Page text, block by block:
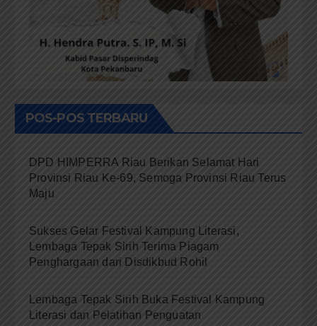
POS-POS TERBARU
DPD HIMPERRA Riau Berikan Selamat Hari
Provinsi Riau Ke-69, Semoga Provinsi Riau Terus
Maju
Sukses Gelar Festival Kampung Literasi,
Lembaga Tepak Sirih Terima Piagam
Penghargaan dari Disdikbud Rohil
Lembaga Tepak Sirih Buka Festival Kampung
Literasi dan Pelatihan Penguatan